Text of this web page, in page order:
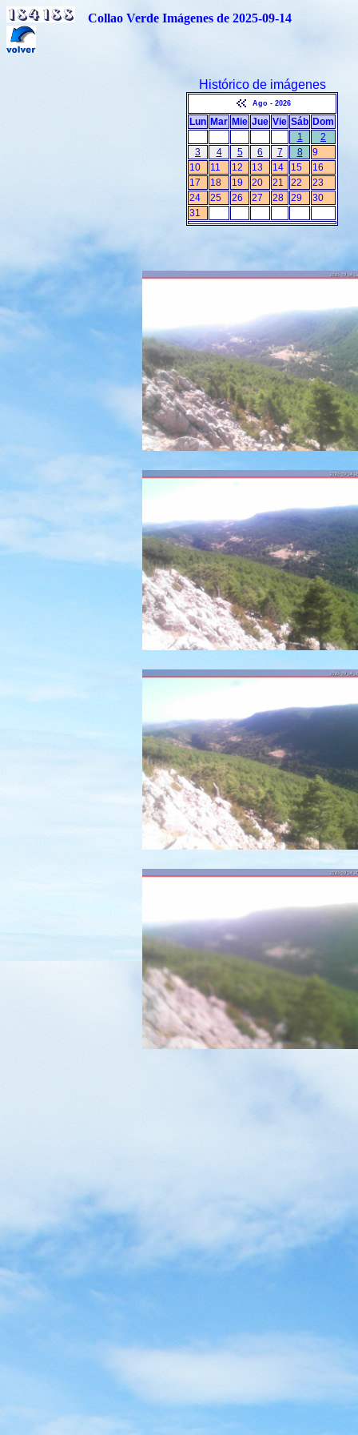
Collao Verde Imágenes de 2025-09-14
Histórico de imágenes
Ago - 2026
Lun Mar Mie Jue Vie Sáb Dom
1
2
3
4 5 6 7 8
9
10
11 12 13 14 15
16
17
18 19 20 21 22
23
24
25 26 27 28 29
30
31